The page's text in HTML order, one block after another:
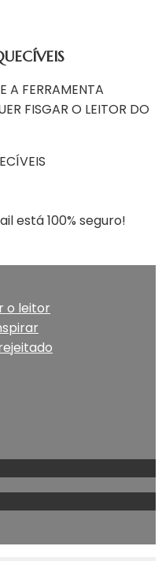
A FERRAMENTA
FISGAR O LEITOR DO
está 100% seguro!
o leitor